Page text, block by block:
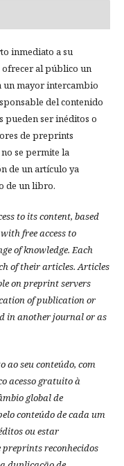
inmediato a su
ofrecer al público un
un mayor intercambio
del contenido
pueden ser inéditos o
de preprints
se permite la
de un artículo ya
de un libro.
to its content, based
free access to
of knowledge. Each
of their articles. Articles
on preprint servers
of publication or
in another journal or as
ao seu conteúdo, com
acesso gratuito à
global de
conteúdo de cada um
ou estar
reconhecidos